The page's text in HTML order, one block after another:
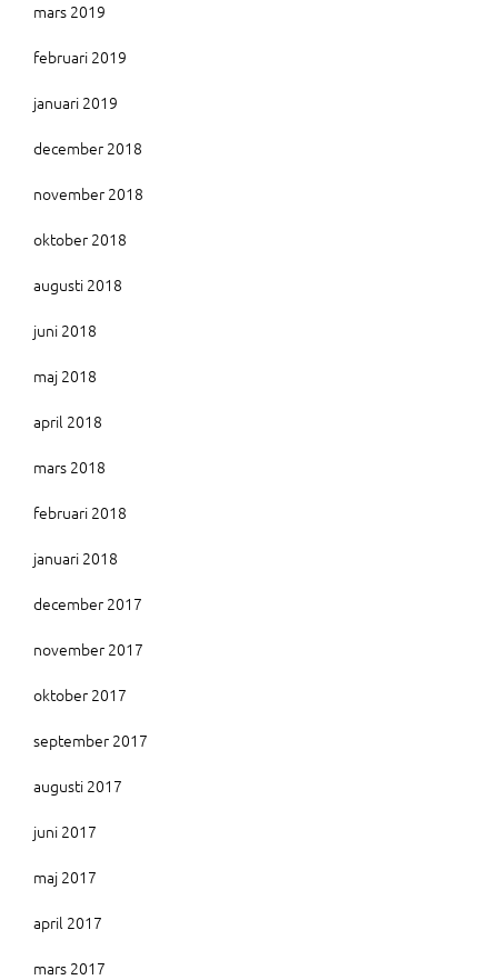
mars 2019
februari 2019
januari 2019
december 2018
november 2018
oktober 2018
augusti 2018
juni 2018
maj 2018
april 2018
mars 2018
februari 2018
januari 2018
december 2017
november 2017
oktober 2017
september 2017
augusti 2017
juni 2017
maj 2017
april 2017
mars 2017